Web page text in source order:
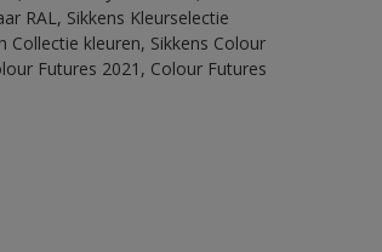
RAL, Sikkens Kleurselectie
Collectie kleuren, Sikkens Colour
Futures 2021, Colour Futures